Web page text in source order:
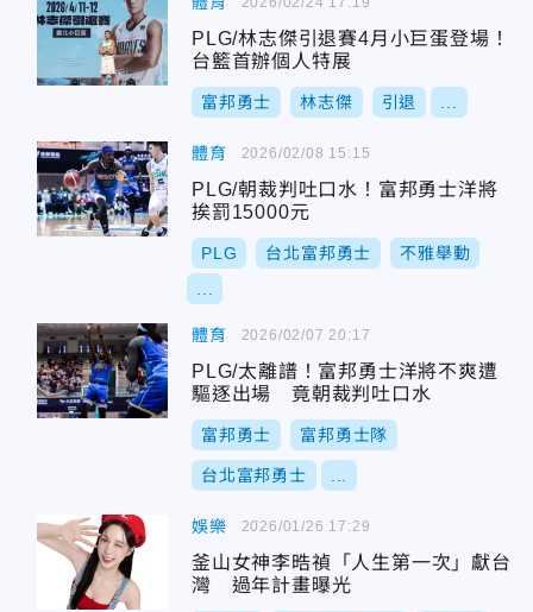
PLG/林志傑引退賽4月小巨蛋登場！
台籃首辦個人特展
富邦勇士 林志傑 引退
體育
PLG/朝裁判吐口水！富邦勇士洋將
挨罰15000元
PLG 台北富邦勇士 不雅舉動
2026/02/08 15:15
體育
PLG/太離譜！富邦勇士洋將不爽遭
驅逐出場 竟朝裁判吐口水
富邦勇士 富邦勇士隊
台北富邦勇士
2026/02/07 20:17
娛樂
釜山女神李晧禎「人生第一次」獻台
灣 過年計畫曝光
2026/01/26 17:29